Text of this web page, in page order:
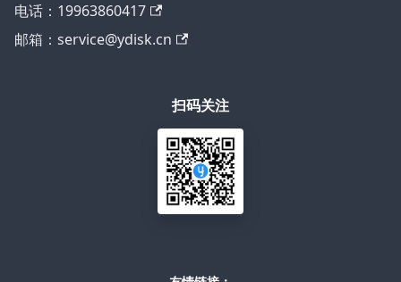
电话：19963860417
邮箱：service@ydisk.cn
扫码关注